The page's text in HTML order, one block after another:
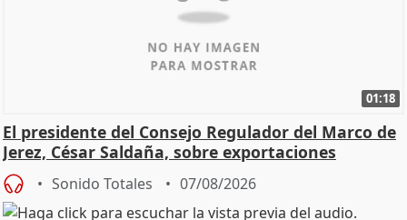
01:18
El presidente del Consejo Regulador del Marco de
Jerez, César Saldaña, sobre exportaciones
Sonido Totales 07/08/2026